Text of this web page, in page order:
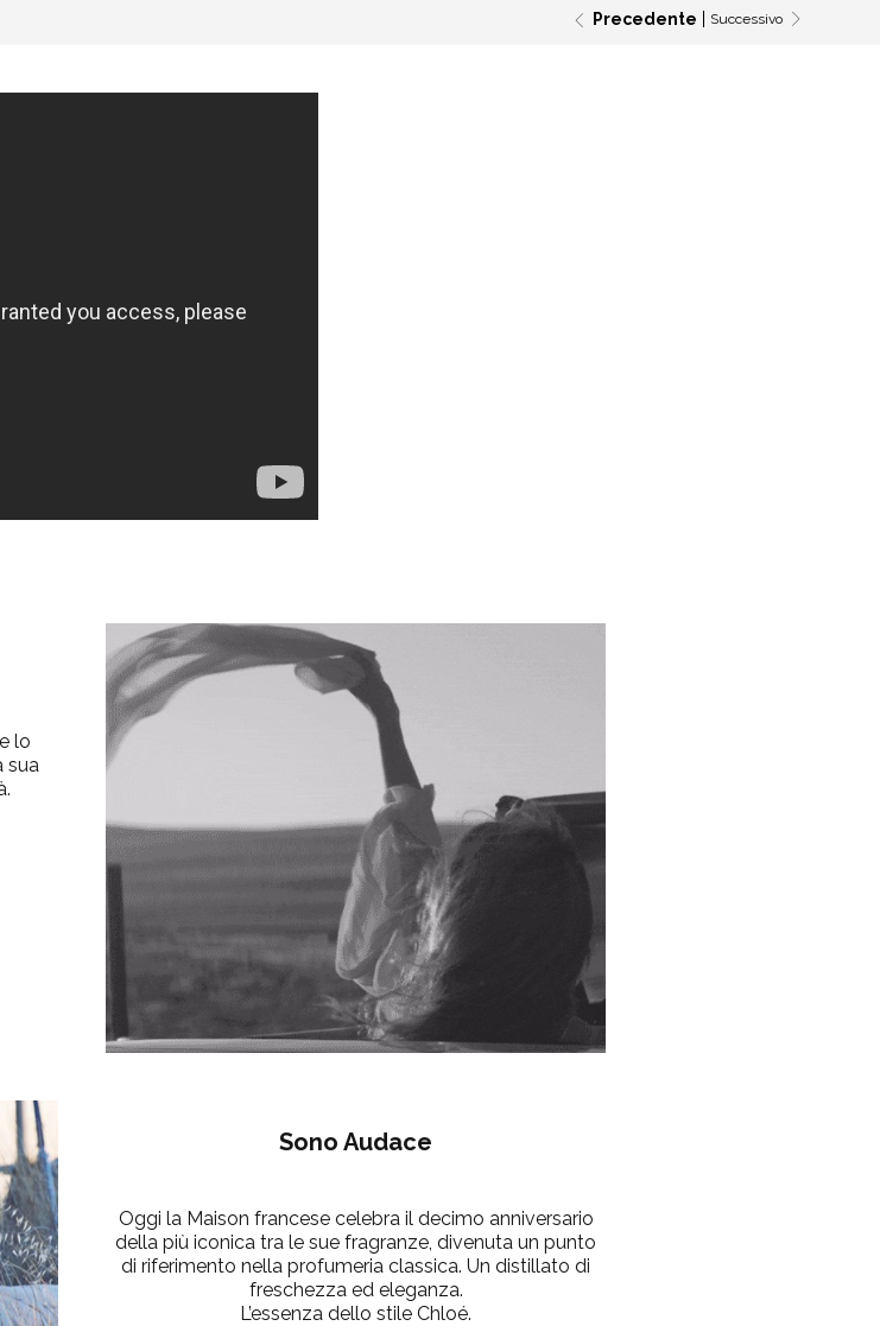
Precedente Successivo
lo
sua
Sono Audace
Oggi la Maison francese celebra il decimo anniversario
della più iconica tra le sue fragranze, divenuta un punto
di riferimento nella profumeria classica. Un distillato di
freschezza ed eleganza.
L’essenza dello stile Chloé.